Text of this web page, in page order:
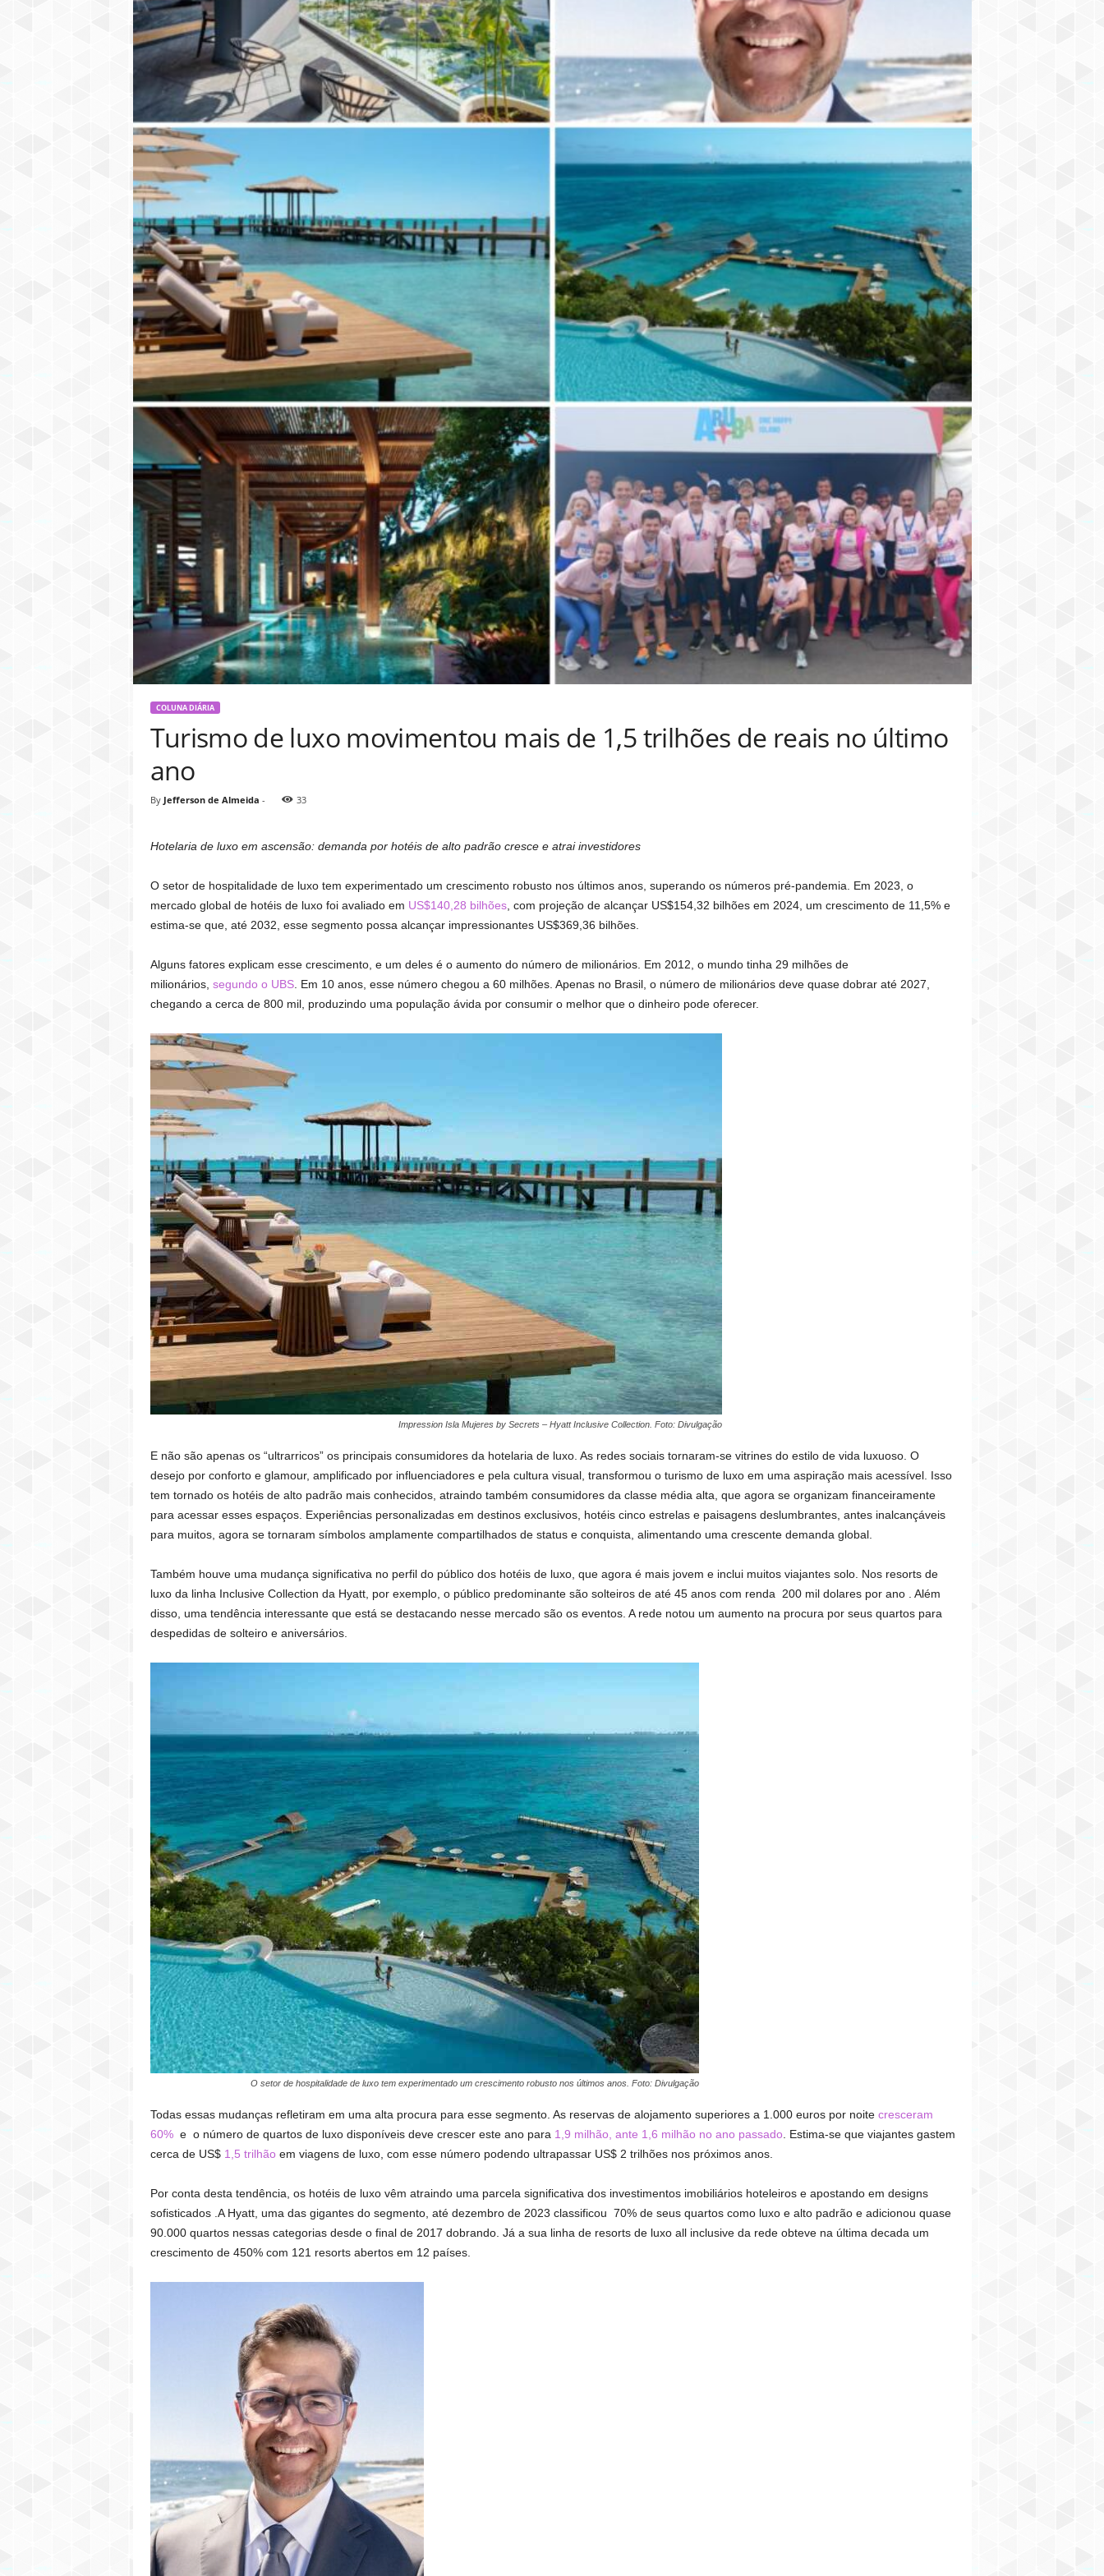
COLUNA DIÁRIA
Turismo de luxo movimentou mais de 1,5 trilhões de reais no último
ano
By Jefferson de Almeida - 33
Hotelaria de luxo em ascensão: demanda por hotéis de alto padrão cresce e atrai investidores
O setor de hospitalidade de luxo tem experimentado um crescimento robusto nos últimos anos, superando os números pré-pandemia. Em 2023, o
mercado global de hotéis de luxo foi avaliado em US$140,28 bilhões, com projeção de alcançar US$154,32 bilhões em 2024, um crescimento de 11,5% e
estima-se que, até 2032, esse segmento possa alcançar impressionantes US$369,36 bilhões.
Alguns fatores explicam esse crescimento, e um deles é o aumento do número de milionários. Em 2012, o mundo tinha 29 milhões de
milionários, segundo o UBS. Em 10 anos, esse número chegou a 60 milhões. Apenas no Brasil, o número de milionários deve quase dobrar até 2027,
chegando a cerca de 800 mil, produzindo uma população ávida por consumir o melhor que o dinheiro pode oferecer.
Impression Isla Mujeres by Secrets – Hyatt Inclusive Collection. Foto: Divulgação
E não são apenas os “ultrarricos” os principais consumidores da hotelaria de luxo. As redes sociais tornaram-se vitrines do estilo de vida luxuoso. O
desejo por conforto e glamour, amplificado por influenciadores e pela cultura visual, transformou o turismo de luxo em uma aspiração mais acessível. Isso
tem tornado os hotéis de alto padrão mais conhecidos, atraindo também consumidores da classe média alta, que agora se organizam financeiramente
para acessar esses espaços. Experiências personalizadas em destinos exclusivos, hotéis cinco estrelas e paisagens deslumbrantes, antes inalcançáveis
para muitos, agora se tornaram símbolos amplamente compartilhados de status e conquista, alimentando uma crescente demanda global.
Também houve uma mudança significativa no perfil do público dos hotéis de luxo, que agora é mais jovem e inclui muitos viajantes solo. Nos resorts de
luxo da linha Inclusive Collection da Hyatt, por exemplo, o público predominante são solteiros de até 45 anos com renda 200 mil dolares por ano . Além
disso, uma tendência interessante que está se destacando nesse mercado são os eventos. A rede notou um aumento na procura por seus quartos para
despedidas de solteiro e aniversários.
O setor de hospitalidade de luxo tem experimentado um crescimento robusto nos últimos anos. Foto: Divulgação
Todas essas mudanças refletiram em uma alta procura para esse segmento. As reservas de alojamento superiores a 1.000 euros por noite cresceram
60% e o número de quartos de luxo disponíveis deve crescer este ano para 1,9 milhão, ante 1,6 milhão no ano passado. Estima-se que viajantes gastem
cerca de US$1,5 trilhãoem viagens de luxo, com esse número podendo ultrapassar US$ 2 trilhões nos próximos anos.
Por conta desta tendência, os hotéis de luxo vêm atraindo uma parcela significativa dos investimentos imobiliários hoteleiros e apostando em designs
sofisticados .A Hyatt, uma das gigantes do segmento, até dezembro de 2023 classificou 70% de seus quartos como luxo e alto padrão e adicionou quase
90.000 quartos nessas categorias desde o final de 2017 dobrando. Já a sua linha de resorts de luxo all inclusive da rede obteve na última decada um
crescimento de 450% com 121 resorts abertos em 12 países.